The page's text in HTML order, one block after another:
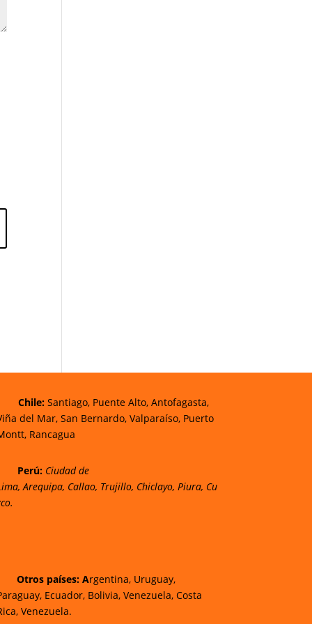
Chile:Santiago, Puente Alto, Antofagasta,
del Mar, San Bernardo, Valparaíso, Puerto
Rancagua
Perú: Ciudad de
,Arequipa, Callao, Trujillo, Chiclayo, Piura, Cu
Otros países: Argentina, Uruguay,
Ecuador, Bolivia, Venezuela, Costa
Venezuela.